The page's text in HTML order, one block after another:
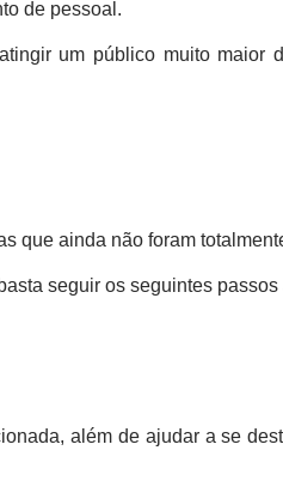
de pessoal.
um público muito maior
que ainda não foram
seguir os seguintes passos
além de ajudar a se